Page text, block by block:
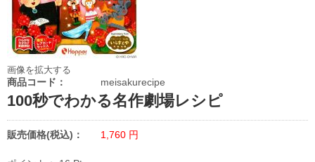
画像を拡大する
商品コード： meisakurecipe
100秒でわかる名作劇場レシピ
販売価格(税込)： 1,760 円